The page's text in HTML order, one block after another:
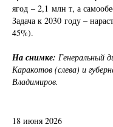
ягод – 2,1 млн т, а
Задача к 2030 году –
45%).
На снимке: Генеральный
Каракотов (слева) и
Владимиров.
18 июня 2026